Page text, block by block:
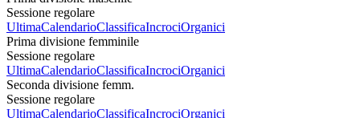
Sessione regolare
UltimaCalendarioClassificaIncrociOrganici
Prima divisione femminile
Sessione regolare
UltimaCalendarioClassificaIncrociOrganici
Seconda divisione femm.
Sessione regolare
UltimaCalendarioClassificaIncrociOrganici